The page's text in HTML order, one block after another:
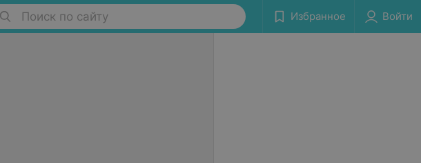
Поиск по сайту Избранное Войти